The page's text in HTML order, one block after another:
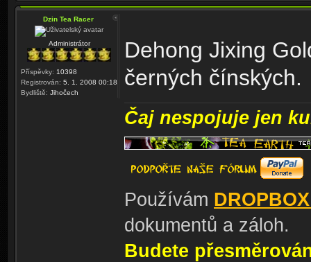
Dzin Tea Racer
Administrátor
Příspěvky: 10398
Registrován: 5. 1. 2008 00:18
Bydliště: Jihočech
Dehong Jixing
černých čínských.
Čaj nespojuje jen
Používám
dokumentů a záloh.
Budete